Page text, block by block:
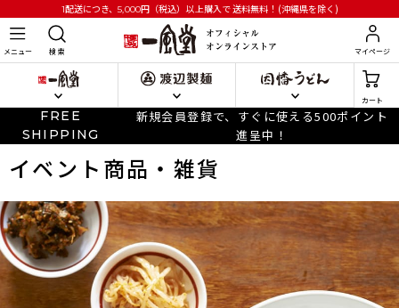
1配送につき、5,000円 （税込）以上購入で送料無料！(沖縄県を除く)
メニュー 検 索 マイページ
カート
FREE
SHIPPING
新規会員登録で、すぐに使える500ポイント
進呈中！
イベント商品・雑貨